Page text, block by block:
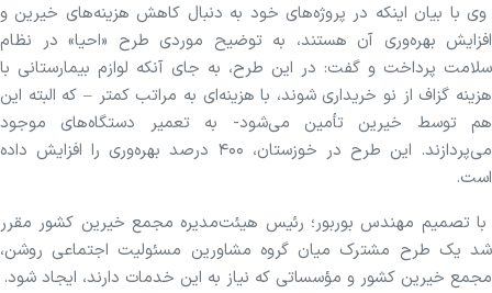
وی با بیان اینکه در پروژه‌های خود به دنبال کاهش هزینه‌های خیرین و
افزایش بهره‌وری آن هستند، به توضیح موردی طرح «احیا» در نظام
سلامت پرداخت و گفت: در این طرح، به جای آنکه لوازم بیمارستانی با
هزینه گزاف از نو خریداری شوند، با هزینه‌ای به مراتب کمتر – که البته این
هم توسط خیرین تأمین می‌شود- به تعمیر دستگاه‌های موجود
می‌پردازند. این طرح در خوزستان، ۴۰۰ درصد بهره‌وری را افزایش داده
است.
با تصمیم مهندس بوربور؛ رئیس هیئت‌مدیره مجمع خیرین کشور مقرر
شد یک طرح مشترک میان گروه مشاورین مسئولیت اجتماعی روشن،
مجمع خیرین کشور و مؤسساتی که نیاز به این خدمات دارند، ایجاد شود.